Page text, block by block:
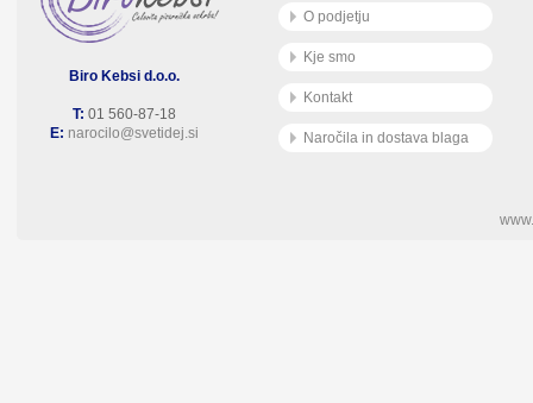
Biro Kebsi d.o.o.
T: 01 560-87-18
E: narocilo@svetidej.si
O podjetju
Kje smo
Kontakt
Naročila in dostava blaga